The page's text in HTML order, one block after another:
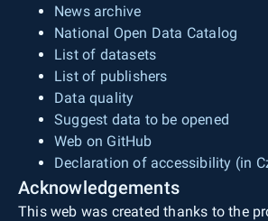
News archive
National Open Data Catalog
List of datasets
List of publishers
Data quality
Suggest data to be opened
Web on GitHub
Declaration of accessibility (in
Acknowledgements
This web was created thanks to the